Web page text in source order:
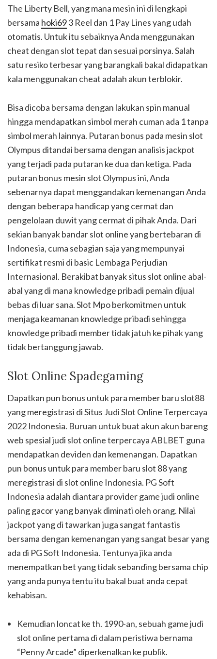
The Liberty Bell, yang mana mesin ini di lengkapi
bersama hoki693 Reel dan 1 Pay Lines yang udah
otomatis. Untuk itu sebaiknya Anda menggunakan
cheat dengan slot tepat dan sesuai porsinya. Salah
satu resiko terbesar yang barangkali bakal didapatkan
kala menggunakan cheat adalah akun terblokir.
Bisa dicoba bersama dengan lakukan spin manual
hingga mendapatkan simbol merah cuman ada 1 tanpa
simbol merah lainnya. Putaran bonus pada mesin slot
Olympus ditandai bersama dengan analisis jackpot
yang terjadi pada putaran ke dua dan ketiga. Pada
putaran bonus mesin slot Olympus ini, Anda
sebenarnya dapat menggandakan kemenangan Anda
dengan beberapa handicap yang cermat dan
pengelolaan duwit yang cermat di pihak Anda. Dari
sekian banyak bandar slot online yang bertebaran di
Indonesia, cuma sebagian saja yang mempunyai
sertifikat resmi di basic Lembaga Perjudian
Internasional. Berakibat banyak situs slot online abal-
abal yang di mana knowledge pribadi pemain dijual
bebas di luar sana. Slot Mpo berkomitmen untuk
menjaga keamanan knowledge pribadi sehingga
knowledge pribadi member tidak jatuh ke pihak yang
tidak bertanggung jawab.
Slot Online Spadegaming
Dapatkan pun bonus untuk para member baru slot88
yang meregistrasi di Situs Judi Slot Online Terpercaya
2022 Indonesia. Buruan untuk buat akun akun bareng
web spesial judi slot online terpercaya ABLBET guna
mendapatkan deviden dan kemenangan. Dapatkan
pun bonus untuk para member baru slot 88 yang
meregistrasi di slot online Indonesia. PG Soft
Indonesia adalah diantara provider game judi online
paling gacor yang banyak diminati oleh orang. Nilai
jackpot yang di tawarkan juga sangat fantastis
bersama dengan kemenangan yang sangat besar yang
ada di PG Soft Indonesia. Tentunya jika anda
menempatkan bet yang tidak sebanding bersama chip
yang anda punya tentu itu bakal buat anda cepat
kehabisan.
Kemudian loncat ke th. 1990-an, sebuah game judi
slot online pertama di dalam peristiwa bernama
“Penny Arcade” diperkenalkan ke publik.